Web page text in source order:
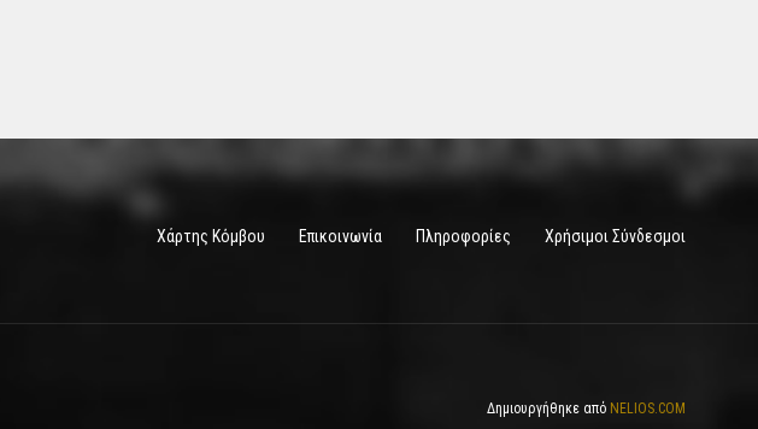
Χάρτης Κόμβου Επικοινωνία Πληροφορίες Χρήσιμοι Σύνδεσμοι
Δημιουργήθηκε από NELIOS.COM